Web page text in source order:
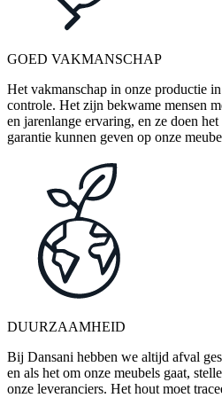
GOED VAKMANSCHAP
Het vakmanschap in onze productie
controle. Het zijn bekwame mensen
en jarenlange ervaring, en ze doen
garantie kunnen geven op onze
DUURZAAMHEID
Bij Dansani hebben we altijd afval
en als het om onze meubels gaat,
onze leveranciers. Het hout moet